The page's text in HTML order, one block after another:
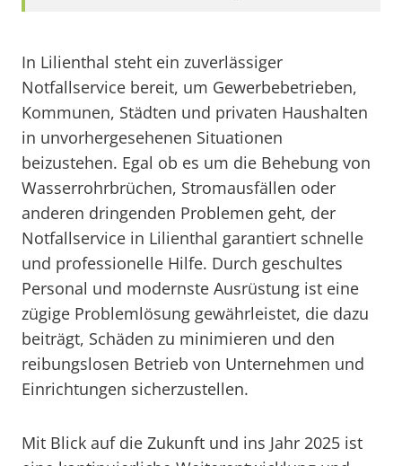
In Lilienthal steht ein zuverlässiger
Notfallservice bereit, um Gewerbebetrieben,
Kommunen, Städten und privaten Haushalten
in unvorhergesehenen Situationen
beizustehen. Egal ob es um die Behebung von
Wasserrohrbrüchen, Stromausfällen oder
anderen dringenden Problemen geht, der
Notfallservice in Lilienthal garantiert schnelle
und professionelle Hilfe. Durch geschultes
Personal und modernste Ausrüstung ist eine
zügige Problemlösung gewährleistet, die dazu
beiträgt, Schäden zu minimieren und den
reibungslosen Betrieb von Unternehmen und
Einrichtungen sicherzustellen.
Mit Blick auf die Zukunft und ins Jahr 2025 ist